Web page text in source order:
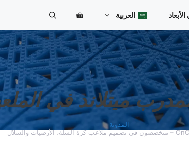
العربية
Bosanski
Български
Српски језик
Čeština
Dansk
ميتلاند في
المدونة